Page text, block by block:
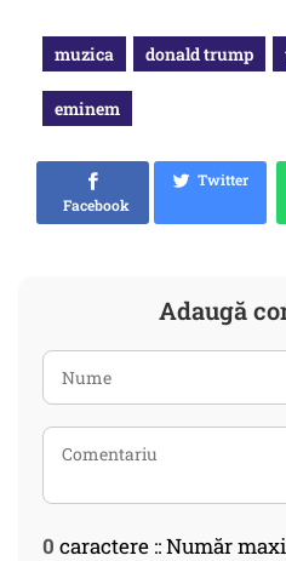
muzica donald trump
eminem
Facebook
Twitter
Adaugă
0 caractere :: Număr